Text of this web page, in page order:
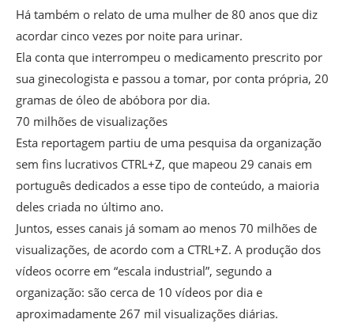
Há também o relato de uma mulher de 80 anos que diz
acordar cinco vezes por noite para urinar.
Ela conta que interrompeu o medicamento prescrito por
sua ginecologista e passou a tomar, por conta própria, 20
gramas de óleo de abóbora por dia.
70 milhões de visualizações
Esta reportagem partiu de uma pesquisa da organização
sem fins lucrativos CTRL+Z, que mapeou 29 canais em
português dedicados a esse tipo de conteúdo, a maioria
deles criada no último ano.
Juntos, esses canais já somam ao menos 70 milhões de
visualizações, de acordo com a CTRL+Z. A produção dos
vídeos ocorre em “escala industrial”, segundo a
organização: são cerca de 10 vídeos por dia e
aproximadamente 267 mil visualizações diárias.